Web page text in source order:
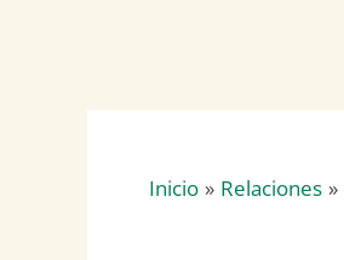
Inicio Relaciones